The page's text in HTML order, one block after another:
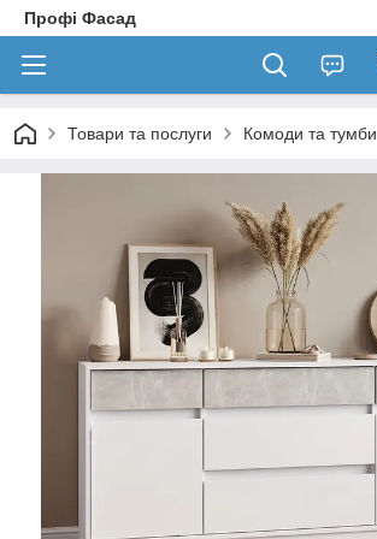
Профі Фасад
Товари та послуги Комоди та тумби